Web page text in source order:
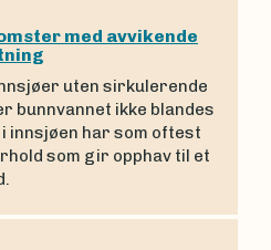
med avvikende
uten sirkulerende
bunnvannet ikke blandes
innsjøen har som oftest
som gir opphav til et